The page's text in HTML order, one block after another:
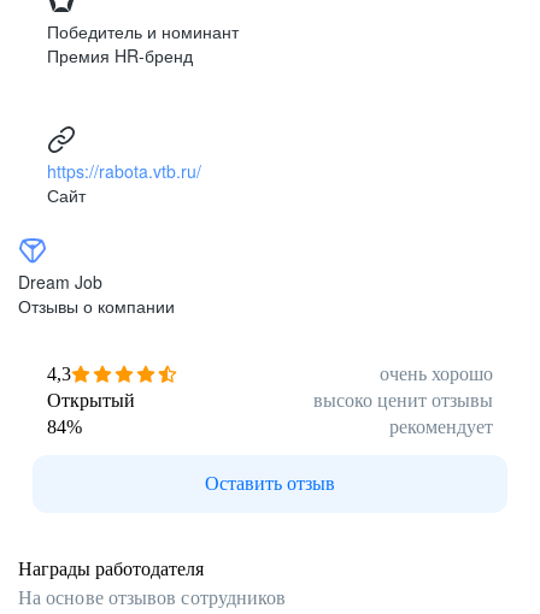
Победитель и номинант
Премия HR-бренд
https://rabota.vtb.ru/
Сайт
Dream Job
Отзывы о компании
4,3
очень хорошо
Открытый
высоко ценит отзывы
84% рекомендует
Оставить отзыв
Награды работодателя
На основе отзывов сотрудников